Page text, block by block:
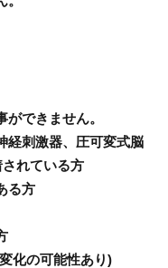
できません。
経刺激器、圧可変式脳
れている方
る方
化の可能性あり)